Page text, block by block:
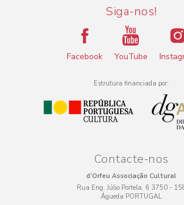
Siga-nos!
Facebook YouTube
Estrutura financiada por:
Contacte-nos
d’Orfeu Associação Cultural
Rua Eng. Júlio Portela, 6 3750 -
Águeda PORTUGAL